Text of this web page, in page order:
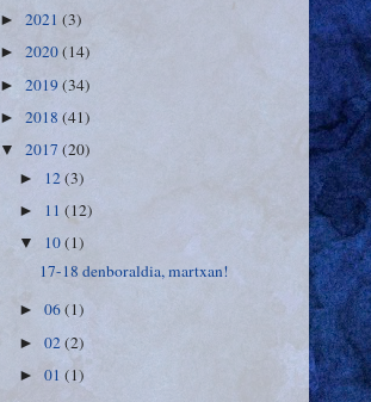
► 2021 (3)
► 2020(14)
► 2019(34)
► 2018 (41)
▼ 2017 (20)
► 12(3)
► 11(12)
▼ 10(1)
17-18 denboraldia, martxan!
►06(1)
►02(2)
►01(1)